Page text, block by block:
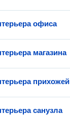
офиса
магазина
прихожей
санузла